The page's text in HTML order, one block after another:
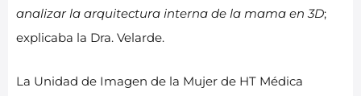
analizar la arquitectura interna de la mama en 3D;
explicaba la Dra. Velarde.
La Unidad de Imagen de la Mujer de HT Médica